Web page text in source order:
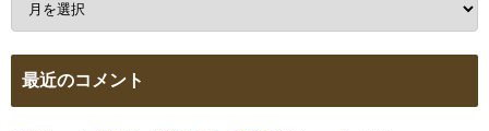
最近のコメント